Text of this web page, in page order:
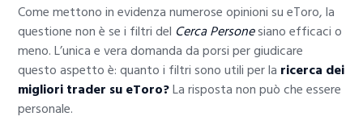
Come mettono in evidenza numerose opinioni su eToro, la
questione non è se i filtri del Cerca Personesiano efficaci o
meno. L’unica e vera domanda da porsi per giudicare
questo aspetto è: quanto i filtri sono utili per la ricerca dei
migliori trader su eToro?La risposta non può che essere
personale.